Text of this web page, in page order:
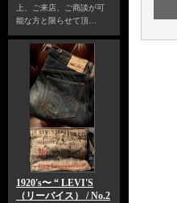
上、ご来店、ご商談が可
能な方と限らせて頂…
1920's〜 “ LEVI'S
（リーバイス） / No.2